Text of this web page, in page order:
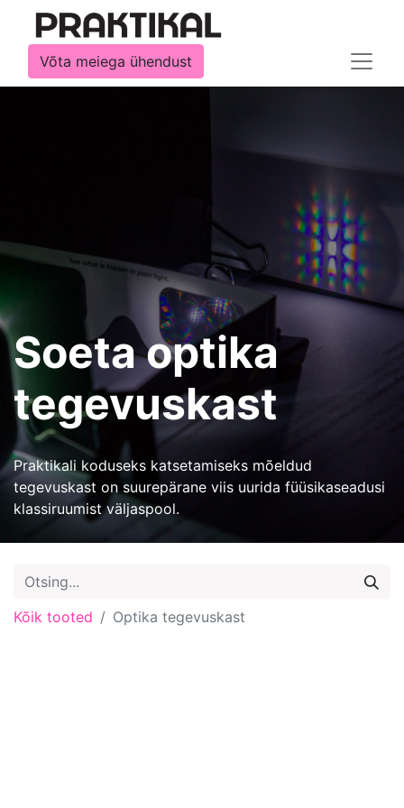
Võta meiega ühendust
Soeta optika
tegevuskast
Praktikali koduseks katsetamiseks mõeldud
tegevuskast on suurepärane viis uurida füüsikaseadusi
klassiruumist väljaspool.
Kõik tooted Optika tegevuskast